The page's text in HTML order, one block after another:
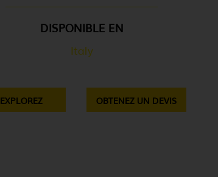
DISPONIBLE EN
Italy
EXPLOREZ OBTENEZ UN DEVIS